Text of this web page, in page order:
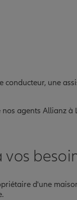
une
agents Allianz à
d'une